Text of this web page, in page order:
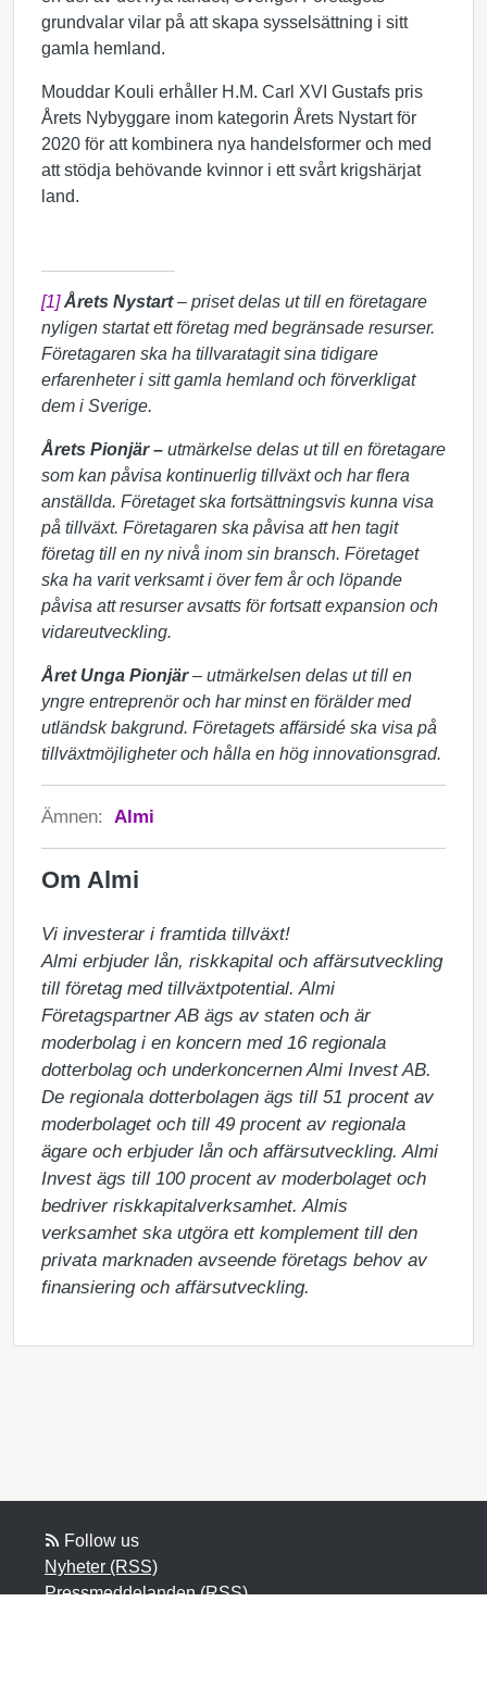
grundvalar vilar på att skapa sysselsättning i sitt
gamla hemland.
Mouddar Kouli erhåller H.M. Carl XVI Gustafs pris
Årets Nybyggare inom kategorin Årets Nystart för
2020 för att kombinera nya handelsformer och med
att stödja behövande kvinnor i ett svårt krigshärjat
land.
[1] Årets Nystart– priset delas ut till en företagare
nyligen startat ett företag med begränsade resurser.
Företagaren ska ha tillvaratagit sina tidigare
erfarenheter i sitt gamla hemland och förverkligat
dem i Sverige.
Årets Pionjär – utmärkelse delas ut till en företagare
som kan påvisa kontinuerlig tillväxt och har flera
anställda. Företaget ska fortsättningsvis kunna visa
på tillväxt. Företagaren ska påvisa att hen tagit
företag till en ny nivå inom sin bransch. Företaget
ska ha varit verksamt i över fem år och löpande
påvisa att resurser avsatts för fortsatt expansion och
vidareutveckling.
Året Unga Pionjär– utmärkelsen delas ut till en
yngre entreprenör och har minst en förälder med
utländsk bakgrund. Företagets affärsidé ska visa på
tillväxtmöjligheter och hålla en hög innovationsgrad.
Ämnen: Almi
Om Almi
Vi investerar i framtida tillväxt!
Almi erbjuder lån, riskkapital och affärsutveckling
till företag med tillväxtpotential. Almi
Företagspartner AB ägs av staten och är
moderbolag i en koncern med 16 regionala
dotterbolag och underkoncernen Almi Invest AB.
De regionala dotterbolagen ägs till 51 procent av
moderbolaget och till 49 procent av regionala
ägare och erbjuder lån och affärsutveckling. Almi
Invest ägs till 100 procent av moderbolaget och
bedriver riskkapitalverksamhet. Almis
verksamhet ska utgöra ett komplement till den
privata marknaden avseende företags behov av
finansiering och affärsutveckling.
Follow us
Nyheter (RSS)
Pressmeddelanden (RSS)